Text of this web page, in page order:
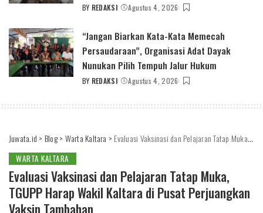
POSTED
BY REDAKSI Agustus 4, 2026
“Jangan Biarkan Kata-Kata Memecah
Persaudaraan”, Organisasi Adat Dayak
Nunukan Pilih Tempuh Jalur Hukum
POSTED
BY REDAKSI Agustus 4, 2026
Juwata.id > Blog> Warta Kaltara > Evaluasi Vaksinasi dan Pelajaran Tatap Muka, TGUPP Harap Wakil Kaltara di Pusat Perjuangkan Vaksin Tambahan
WARTA KALTARA
Evaluasi Vaksinasi dan Pelajaran Tatap Muka,
TGUPP Harap Wakil Kaltara di Pusat Perjuangkan
Vaksin Tambahan